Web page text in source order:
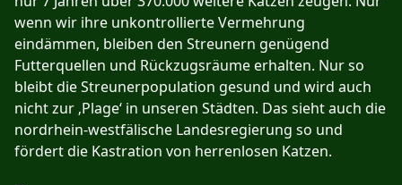
wenn wir ihre unkontrollierte Vermehrung
eindämmen, bleiben den Streunern genügend
Futterquellen und Rückzugsräume erhalten. Nur so
bleibt die Streunerpopulation gesund und wird auch
nicht zur ‚Plage‘ in unseren Städten. Das sieht auch die
nordrhein-westfälische Landesregierung so und
fördert die Kastration von herrenlosen Katzen.